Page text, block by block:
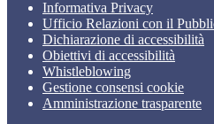
Informativa Privacy
Ufficio Relazioni con il
Dichiarazione di accessibilità
Obiettivi di accessibilità
Whistleblowing
Gestione consensi cookie
Amministrazione trasparente